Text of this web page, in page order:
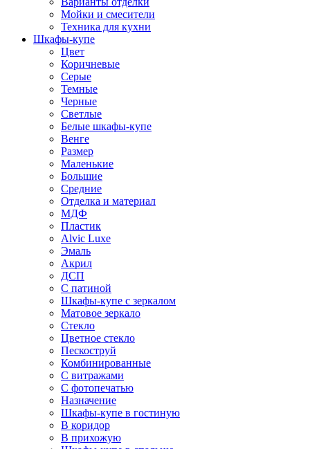
Мойки и смесители
Техника для кухни
Шкафы-купе
Цвет
Коричневые
Серые
Темные
Черные
Светлые
Белые шкафы-купе
Венге
Размер
Маленькие
Большие
Средние
Отделка и материал
МДФ
Пластик
Alvic Luxe
Эмаль
Акрил
ДСП
С патиной
Шкафы-купе с зеркалом
Матовое зеркало
Стекло
Цветное стекло
Пескоструй
Комбинированные
С витражами
С фотопечатью
Назначение
Шкафы-купе в гостиную
В коридор
В прихожую